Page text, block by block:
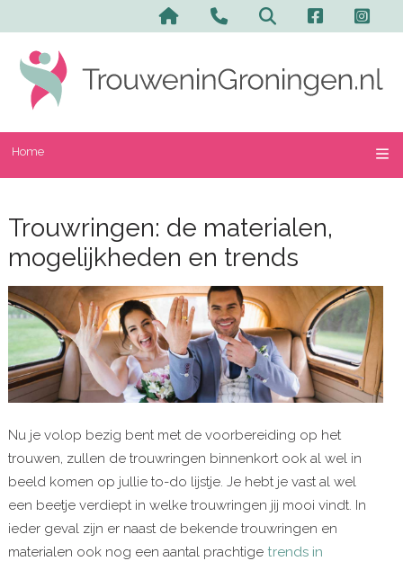
Home
Trouwringen: de materialen,
mogelijkheden en trends
Nu je volop bezig bent met de voorbereiding op het
trouwen, zullen de trouwringen binnenkort ook al wel in
beeld komen op jullie to-do lijstje. Je hebt je vast al wel
een beetje verdiept in welke trouwringen jij mooi vindt. In
ieder geval zijn er naast de bekende trouwringen en
materialen ook nog een aantal prachtige trends in